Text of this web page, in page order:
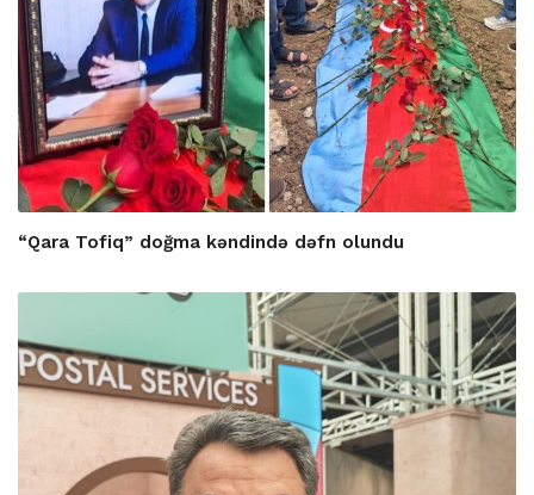
“Qara Tofiq” doğma kəndində dəfn olundu